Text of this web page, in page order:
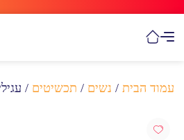
עמוד הבית / נשים / תכשיטים /